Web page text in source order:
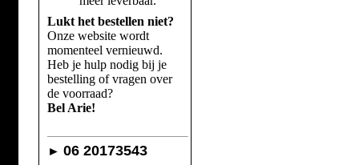
Lukt het bestellen niet?
Onze website wordt
momenteel vernieuwd.
Heb je hulp nodig bij je
bestelling of vragen over
de voorraad?
Bel Arie!
► 06 20173543